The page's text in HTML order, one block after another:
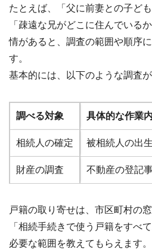
たとえば、「父に前妻との子ど
「疎遠な兄がどこに住んでいる
情があると、調査の範囲や順序
す。
基本的には、以下のような調査が
調べる対象 具体的な作業
相続人の確定 被相続人の出
財産の調査 不動産の登記
戸籍の取り寄せは、市区町村の
「相続手続きで使う戸籍をすべ
必要な範囲を教えてもらえます。